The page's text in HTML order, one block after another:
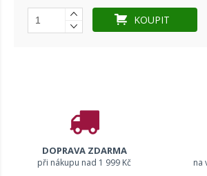
KOUPIT
DOPRAVA ZDARMA
při nákupu nad 1 999 Kč na